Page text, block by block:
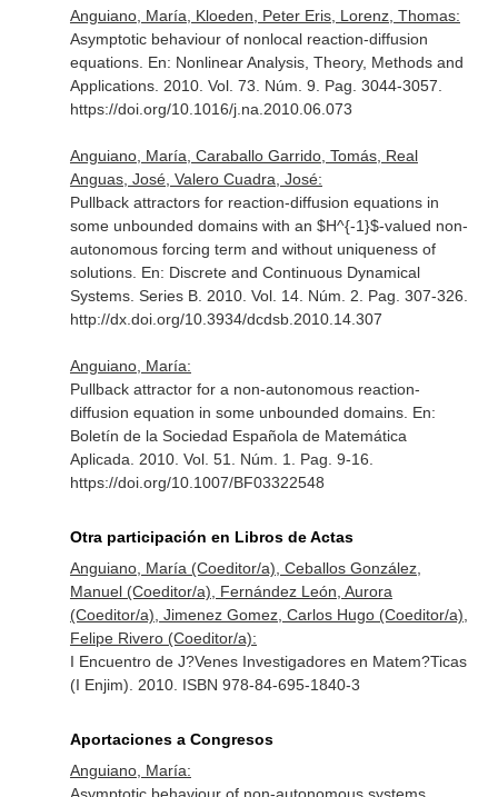
Anguiano, María, Kloeden, Peter Eris, Lorenz, Thomas:
Asymptotic behaviour of nonlocal reaction-diffusion
equations. En: Nonlinear Analysis, Theory, Methods and
Applications. 2010. Vol. 73. Núm. 9. Pag. 3044-3057.
https://doi.org/10.1016/j.na.2010.06.073
Anguiano, María, Caraballo Garrido, Tomás, Real
Anguas, José, Valero Cuadra, José:
Pullback attractors for reaction-diffusion equations in
some unbounded domains with an $H^{-1}$-valued non-
autonomous forcing term and without uniqueness of
solutions. En: Discrete and Continuous Dynamical
Systems. Series B. 2010. Vol. 14. Núm. 2. Pag. 307-326.
http://dx.doi.org/10.3934/dcdsb.2010.14.307
Anguiano, María:
Pullback attractor for a non-autonomous reaction-
diffusion equation in some unbounded domains. En:
Boletín de la Sociedad Española de Matemática
Aplicada . 2010. Vol. 51. Núm. 1. Pag. 9-16.
https://doi.org/10.1007/BF03322548
Otra participación en Libros de Actas
Anguiano, María (Coeditor/a), Ceballos González,
Manuel (Coeditor/a), Fernández León, Aurora
(Coeditor/a), Jimenez Gomez, Carlos Hugo (Coeditor/a),
Felipe Rivero (Coeditor/a):
I Encuentro de J?Venes Investigadores en Matem?Ticas
(I Enjim). 2010. ISBN 978-84-695-1840-3
Aportaciones a Congresos
Anguiano, María: